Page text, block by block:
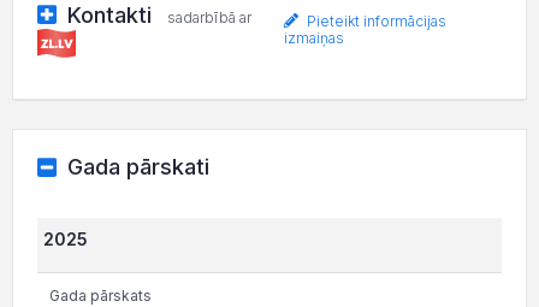
Kontakti sadarbībā ar
Pieteikt informācijas
izmaiņas
Gada pārskati
2025
Gada pārskats